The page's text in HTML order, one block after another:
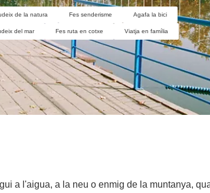
de la natura Fes senderisme Agafa la bici
del mar Fes ruta en cotxe Viatja en família
a l'aigua, a la neu o enmig de la muntanya,